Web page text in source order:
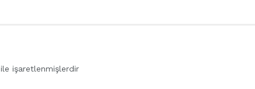
ile işaretlenmişlerdir